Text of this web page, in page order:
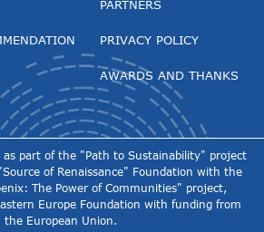
PARTNERS
PRIVACY POLICY
AWARDS AND THANKS
as part of the "Path to Sustainability" project
of Renaissance" Foundation with the
The Power of Communities" project,
Europe Foundation with funding from
the European Union.